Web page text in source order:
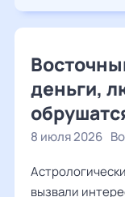
деньги,
8 июля 2026
вызвали